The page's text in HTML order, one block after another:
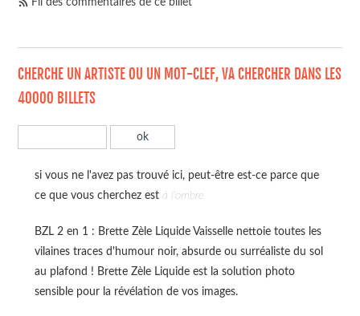
CHERCHE UN ARTISTE OU UN MOT-CLEF, VA CHERCHER DANS LES
40000 BILLETS
si vous ne l'avez pas trouvé ici, peut-être est-ce parce que
ce que vous cherchez est à l'ombre
BZL 2 en 1 : Brette Zèle Liquide Vaisselle nettoie toutes les
vilaines traces d'humour noir, absurde ou surréaliste du sol
au plafond ! Brette Zèle Liquide est la solution photo
sensible pour la révélation de vos images.